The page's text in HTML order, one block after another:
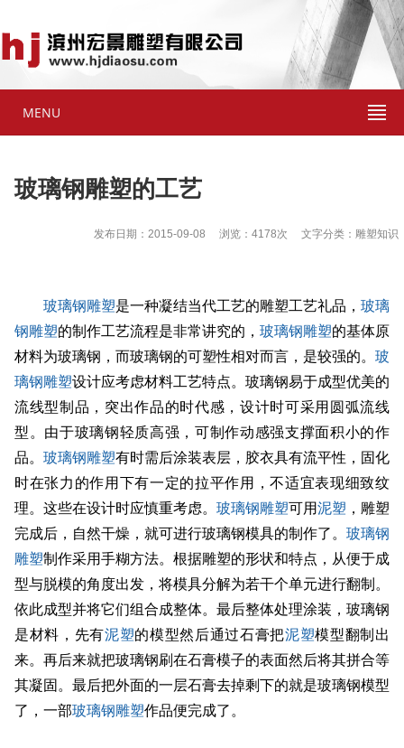
MENU
玻璃钢雕塑的工艺
发布日期：2015-09-08 浏览：4178次 文字分类：雕塑知识
玻璃钢雕塑是一种凝结当代工艺的雕塑工艺礼品， 玻璃
钢雕塑的制作工艺流程是非常讲究的， 玻璃钢雕塑的基体原
材料为玻璃钢，而玻璃钢的可塑性相对而言，是较强的。 玻
璃钢雕塑设计应考虑材料工艺特点。玻璃钢易于成型优美的
流线型制品，突出作品的时代感，设计时可采用圆弧流线
型。由于玻璃钢轻质高强，可制作动感强支撑面积小的作
品。 玻璃钢雕塑有时需后涂装表层，胶衣具有流平性，固化
时在张力的作用下有一定的拉平作用，不适宜表现细致纹
理。这些在设计时应慎重考虑。 玻璃钢雕塑可用泥塑 ，雕塑
完成后，自然干燥，就可进行玻璃钢模具的制作了。 玻璃钢
雕塑制作采用手糊方法。根据雕塑的形状和特点，从便于成
型与脱模的角度出发，将模具分解为若干个单元进行翻制。
依此成型并将它们组合成整体。最后整体处理涂装，玻璃钢
是材料，先有泥塑的模型然后通过石膏把泥塑模型翻制出
来。再后来就把玻璃钢刷在石膏模子的表面然后将其拼合等
其凝固。最后把外面的一层石膏去掉剩下的就是玻璃钢模型
了，一部玻璃钢雕塑作品便完成了。